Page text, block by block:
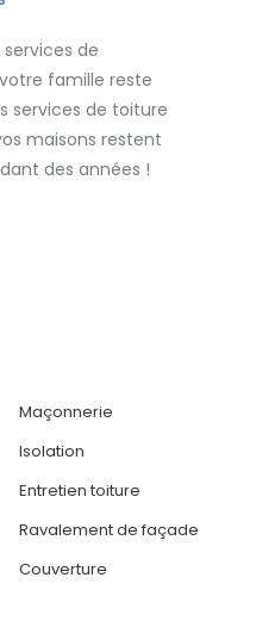
de
famille reste
services de toiture
maisons restent
des années !
Maçonnerie
Isolation
Entretien toiture
Ravalement de façade
Couverture